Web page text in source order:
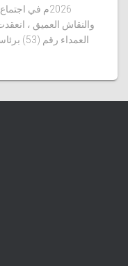
2026م في
والنقاش العميق ،
العمداء رقم (53) برئاسة البروفيسور أماني عبدالمعروف بشير